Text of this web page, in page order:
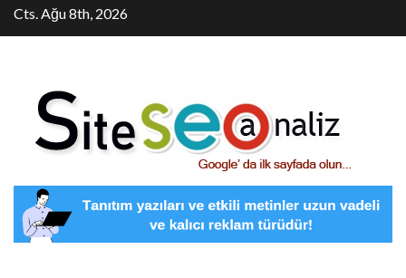
Skip
to
Cts. Ağu 8th, 2026